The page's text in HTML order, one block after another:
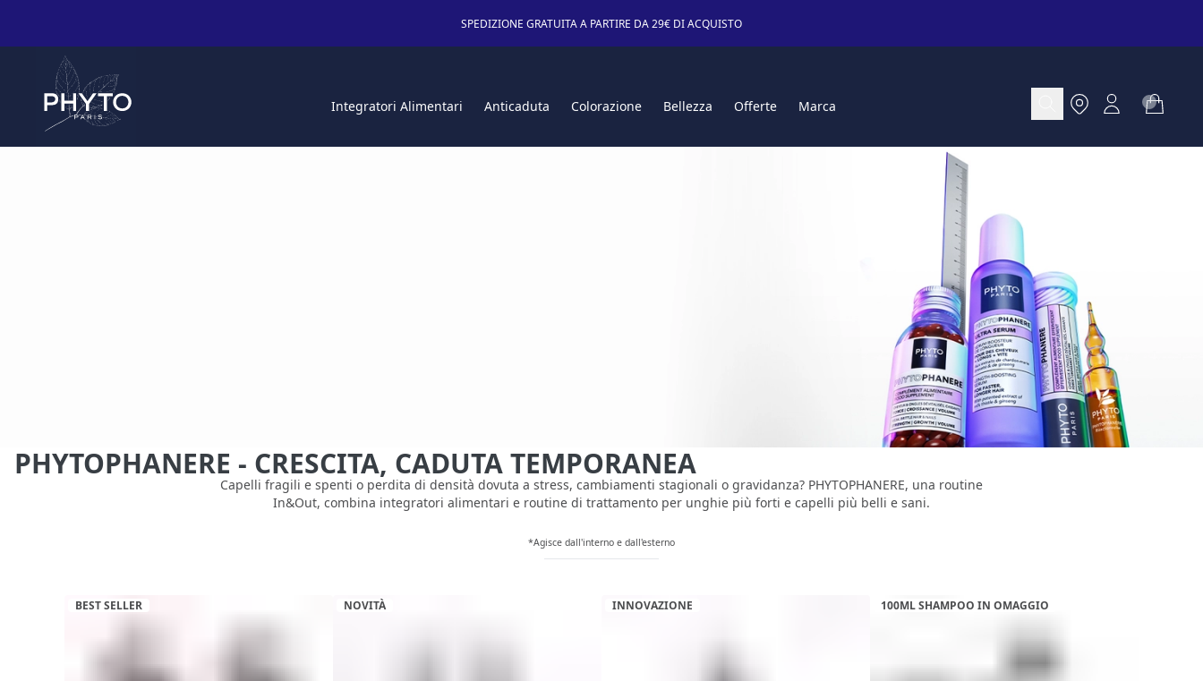
SPEDIZIONE GRATUITA A PARTIRE DA 29€ DI ACQUISTO
Integratori Alimentari Anticaduta Colorazione Bellezza Offerte Marca
PHYTOPHANERE - CRESCITA, CADUTA TEMPORANEA
Capelli fragili e spenti o perdita di densità dovuta a stress, cambiamenti stagionali o gravidanza? PHYTOPHANERE, una routine
In&Out, combina integratori alimentari e routine di trattamento per unghie più forti e capelli più belli e sani.
*Agisce dall'interno e dall'esterno
BEST SELLER NOVITÀ INNOVAZIONE 100ML SHAMPOO IN OMAGGIO